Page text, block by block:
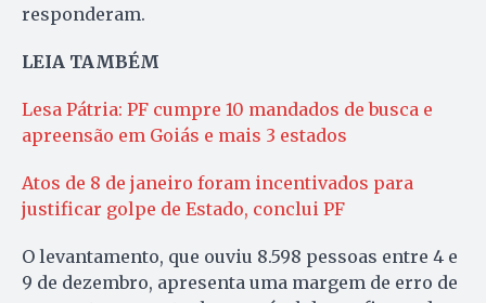
responderam.
LEIA TAMBÉM
Lesa Pátria: PF cumpre 10 mandados de busca e
apreensão em Goiás e mais 3 estados
Atos de 8 de janeiro foram incentivados para
justificar golpe de Estado, conclui PF
O levantamento, que ouviu 8.598 pessoas entre 4 e
9 de dezembro, apresenta uma margem de erro de